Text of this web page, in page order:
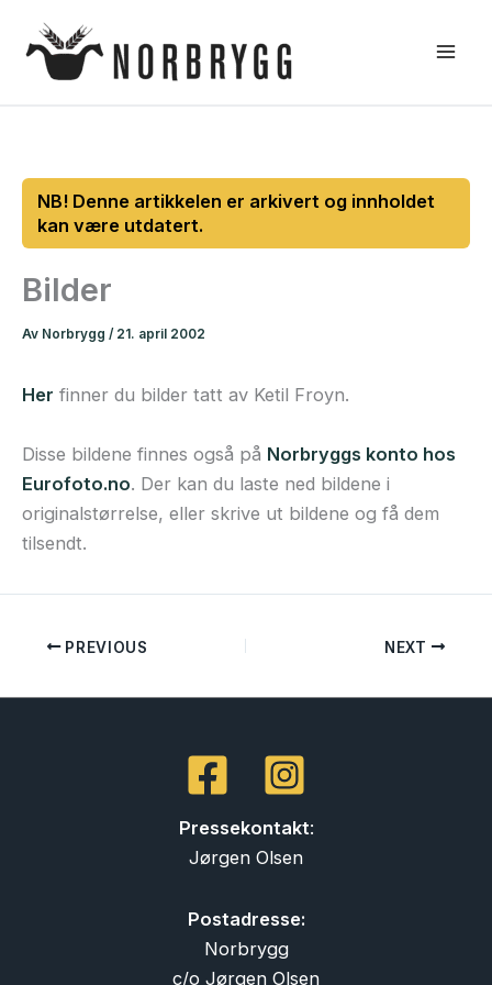
rett
Bilder
Av Norbrygg / 21. april 2002
Her finner du bilder tatt av Ketil Froyn.
Disse bildene finnes også på Norbryggs konto hos
Eurofoto.no. Der kan du laste ned bildene i
originalstørrelse, eller skrive ut bildene og få dem
tilsendt.
PREVIOUS NEXT
Pressekontakt:
Jørgen Olsen
Postadresse:
Norbrygg
c/o Jørgen Olsen